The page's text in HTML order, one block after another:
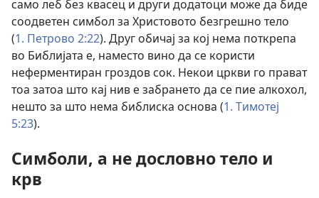
само леб без квасец и други додатоци може да биде
соодветен симбол за Христовото безгрешно тело
(1. Петрово 2:22). Друг обичај за кој нема поткрепа
во Библијата е, наместо вино да се користи
неферментиран гроздов сок. Некои цркви го прават
тоа затоа што кај нив е забрането да се пие алкохол,
нешто за што нема библиска основа (1. Тимотеј
5:23).
Симболи, а не дословно тело и
крв